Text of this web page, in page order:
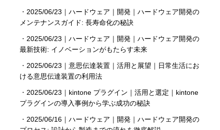
・ 2025/06/23｜ハードウェア｜開発｜ハードウェア開発の
メンテナンスガイド: 長寿命化の秘訣
・ 2025/06/23｜ハードウェア｜開発｜ハードウェア開発の
最新技術: イノベーションがもたらす未来
・ 2025/06/23｜意思伝達装置｜活用と展望｜日常生活にお
ける意思伝達装置の利用法
・ 2025/06/23｜kintone プラグイン｜活用と選定｜kintone
プラグインの導入事例から学ぶ成功の秘訣
・ 2025/06/16｜ハードウェア｜開発｜ハードウェア開発の